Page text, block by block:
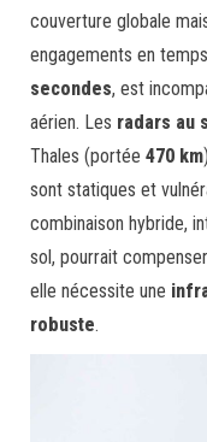
couverture globale
engagements en
secondes, est
aérien. Les radars au
Thales (portée 470 km
sont statiques et
combinaison hybride,
sol, pourrait
elle nécessite une
robuste.